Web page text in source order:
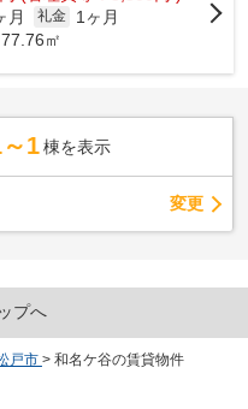
月 礼金
1ヶ月
㎡
1 棟を表示
変更
プへ
戸市 > 和名ケ谷の賃貸物件